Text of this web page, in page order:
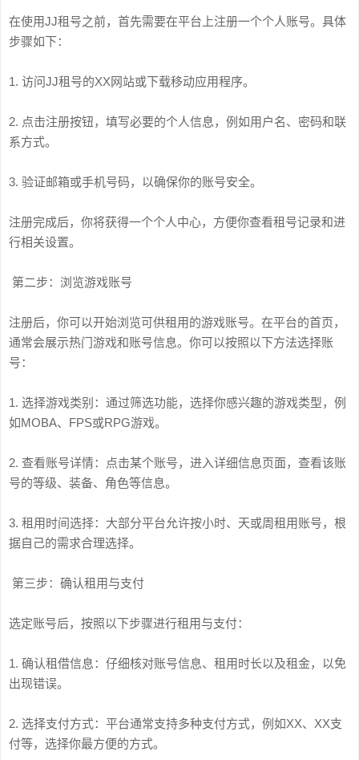
在使用JJ租号之前，首先需要在平台上注册一个个人账号。具体
步骤如下：
1. 访问JJ租号的XX网站或下载移动应用程序。
2. 点击注册按钮，填写必要的个人信息，例如用户名、密码和联
系方式。
3. 验证邮箱或手机号码，以确保你的账号安全。
注册完成后，你将获得一个个人中心，方便你查看租号记录和进
行相关设置。
第二步：浏览游戏账号
注册后，你可以开始浏览可供租用的游戏账号。在平台的首页，
通常会展示热门游戏和账号信息。你可以按照以下方法选择账
号：
1. 选择游戏类别：通过筛选功能，选择你感兴趣的游戏类型，例
如MOBA、FPS或RPG游戏。
2. 查看账号详情：点击某个账号，进入详细信息页面，查看该账
号的等级、装备、角色等信息。
3. 租用时间选择：大部分平台允许按小时、天或周租用账号，根
据自己的需求合理选择。
第三步：确认租用与支付
选定账号后，按照以下步骤进行租用与支付：
1. 确认租借信息：仔细核对账号信息、租用时长以及租金，以免
出现错误。
2. 选择支付方式：平台通常支持多种支付方式，例如XX、XX支
付等，选择你最方便的方式。